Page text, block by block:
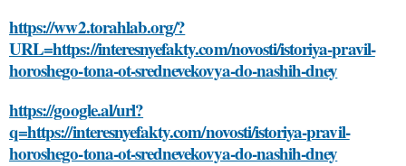
https://ww2.torahlab.org/?
URL=https://interesnyefakty.com/novosti/istoriya-pravil-
horoshego-tona-ot-srednevekovya-do-nashih-dney
https://google.al/url?
q=https://interesnyefakty.com/novosti/istoriya-pravil-
horoshego-tona-ot-srednevekovya-do-nashih-dney